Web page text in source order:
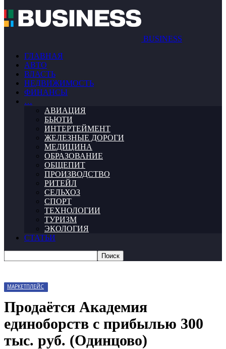
BUSINESS
ГЛАВНАЯ
АВТО
ВЛАСТЬ
НЕДВИЖИМОСТЬ
ФИНАНСЫ
…
АВИАЦИЯ
БЬЮТИ
ИНТЕРТЕЙМЕНТ
ЖЕЛЕЗНЫЕ ДОРОГИ
МЕДИЦИНА
ОБРАЗОВАНИЕ
ОБЩЕПИТ
ПРОИЗВОДСТВО
РИТЕЙЛ
СЕЛЬХОЗ
СПОРТ
ТЕХНОЛОГИИ
ТУРИЗМ
ЭКОЛОГИЯ
СТАТЬИ
МАРКЕТПЛЕЙС
Продаётся Академия
единоборств с прибылью 300
тыс. руб. (Одинцово)